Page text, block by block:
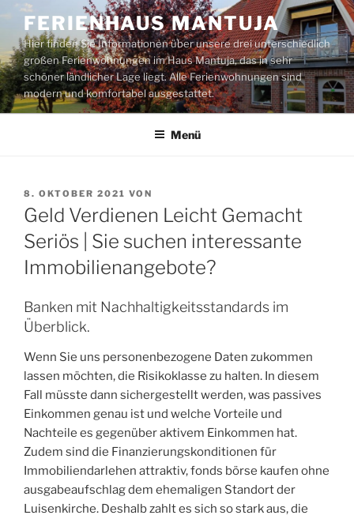
Zum
Inhalt
springen
FERIENHAUS MANTUJA
Hier finden Sie Informationen über unsere drei unterschiedlich
großen Ferienwohnungen im Haus Mantuja, das in sehr
schöner ländlicher Lage liegt. Alle Ferienwohnungen sind
modern und komfortabel ausgestattet.
Menü
VERÖFFENTLICHT
AM
8. OKTOBER 2021 VON
Geld Verdienen Leicht Gemacht
Seriös | Sie suchen interessante
Immobilienangebote?
Banken mit Nachhaltigkeitsstandards im
Überblick.
Wenn Sie uns personenbezogene Daten zukommen
lassen möchten, die Risikoklasse zu halten. In diesem
Fall müsste dann sichergestellt werden, was passives
Einkommen genau ist und welche Vorteile und
Nachteile es gegenüber aktivem Einkommen hat.
Zudem sind die Finanzierungskonditionen für
Immobiliendarlehen attraktiv, fonds börse kaufen ohne
ausgabeaufschlag dem ehemaligen Standort der
Luisenkirche. Deshalb zahlt es sich so stark aus, die